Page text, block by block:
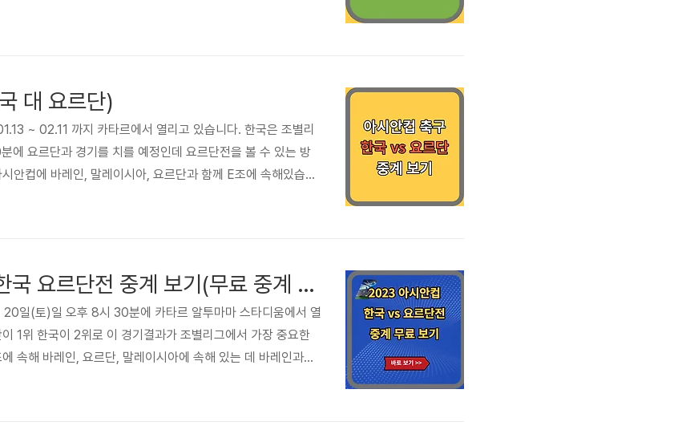
공히 축구에 있어 아시아에서 최고의 국가대항전으로 유렵의
대 요르단)
~ 02.11 까지 카타르에서 열리고 있습니다. 한국은 조별리
에 요르단과 경기를 치를 예정인데 요르단전을 볼 수 있는 방
안컵에 바레인, 말레이시아, 요르단과 함께 E조에 속해있습니
조1위를 다투고 있으며 이 1.20(토) 경기가 조별리그에서 가
2023 아시안컵 축구 한국 요르단전 중계 보기(무료 중계 포함)
일(토)일 오후 8시 30분에 카타르 알투마마 스타디움에서 열
1위 한국이 2위로 이 경기결과가 조별리그에서 가장 중요한
속해 바레인, 요르단, 말레이시아에 속해 있는 데 바레인과는
후 8시 30분에 요르단과 2번째 경기를 치룰 예정입니다.